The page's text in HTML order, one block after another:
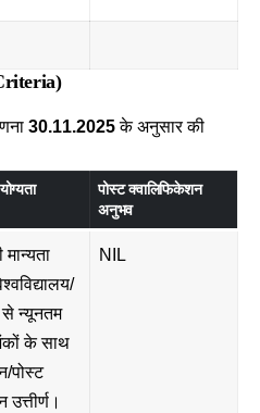
30.11.2025के अनुसार की
पोस्ट क्वालिफिकेशन
अनुभव
मान्यता
न्यूनतम
के साथ
पोस्ट
NIL